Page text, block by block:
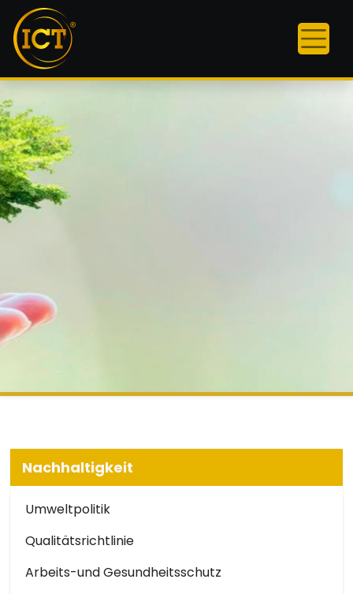
Nachhaltigkeit
Umweltpolitik
Qualitätsrichtlinie
Arbeits-und Gesundheitsschutz